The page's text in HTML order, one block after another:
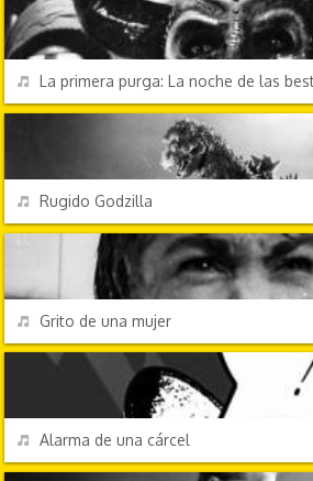
REPRODUCIR
La primera purga: La noche de las
REPRODUCIR
Rugido Godzilla
REPRODUCIR
Grito de una mujer
REPRODUCIR
Alarma de una cárcel